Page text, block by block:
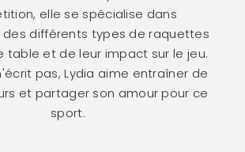
elle se spécialise dans
des différents types de raquettes
table et de leur impact sur le jeu.
pas, Lydia aime entraîner de
et partager son amour pour ce
sport.